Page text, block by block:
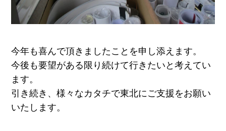
今年も喜んで頂きましたことを申し添えます。
今後も要望がある限り続けて行きたいと考えてい
ます。
引き続き、様々なカタチで東北にご支援をお願い
いたします。